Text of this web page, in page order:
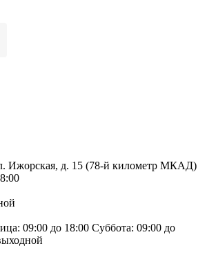
Ижорская, д. 15 (78-й километр МКАД)
09:00 до 18:00 Суббота: 09:00 до